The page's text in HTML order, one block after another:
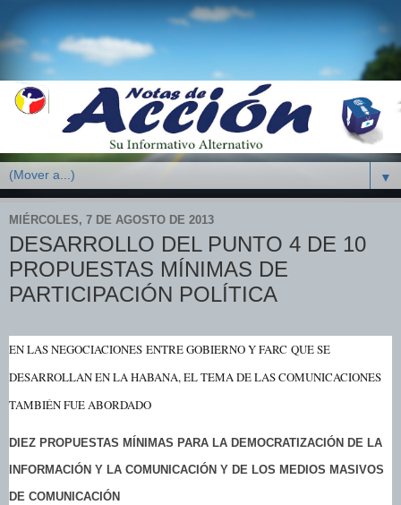
▼
MIÉRCOLES, 7 DE AGOSTO DE 2013
DESARROLLO DEL PUNTO 4 DE 10
PROPUESTAS MÍNIMAS DE
PARTICIPACIÓN POLÍTICA
EN LAS NEGOCIACIONES ENTRE GOBIERNO Y FARC QUE SE
DESARROLLAN EN LA HABANA, EL TEMA DE LAS COMUNICACIONES
TAMBIÉN FUE ABORDADO
DIEZ PROPUESTAS MÍNIMAS PARA LA DEMOCRATIZACIÓN DE LA
INFORMACIÓN Y LA COMUNICACIÓN Y DE LOS MEDIOS MASIVOS
DE COMUNICACIÓN